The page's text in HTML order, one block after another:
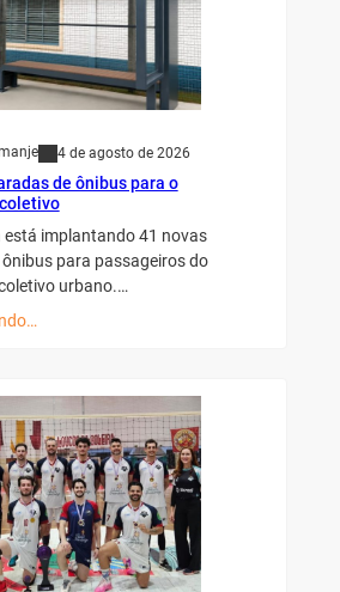
4 de agosto de 2026
de ônibus para o
está implantando 41 novas
para passageiros do
urbano.…